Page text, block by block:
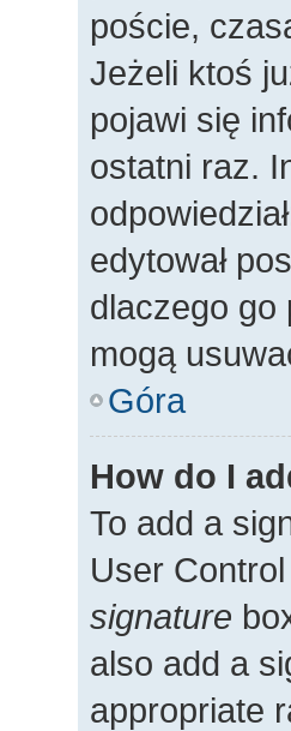
poście,
Jeżeli ktoś
pojawi się
ostatni raz.
edytował
dlaczego go
mogą
Góra
How do I
To add a
User
signature
also add a
appropriate